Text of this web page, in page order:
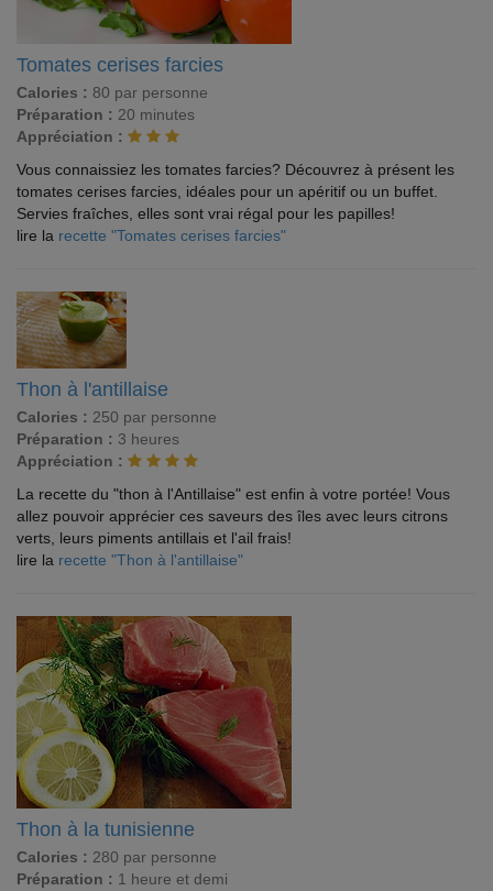
Tomates cerises farcies
Calories : 80 par personne
Préparation : 20 minutes
Appréciation :
Vous connaissiez les tomates farcies? Découvrez à présent les
tomates cerises farcies, idéales pour un apéritif ou un buffet.
Servies fraîches, elles sont vrai régal pour les papilles!
lire la recette "Tomates cerises farcies"
Thon à l'antillaise
Calories : 250 par personne
Préparation : 3 heures
Appréciation :
La recette du "thon à l'Antillaise" est enfin à votre portée! Vous
allez pouvoir apprécier ces saveurs des îles avec leurs citrons
verts, leurs piments antillais et l'ail frais!
lire la recette "Thon à l'antillaise"
Thon à la tunisienne
Calories : 280 par personne
Préparation : 1 heure et demi